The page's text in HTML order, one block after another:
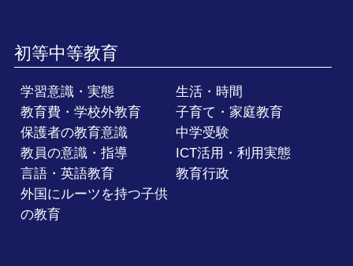
初等中等教育
学習意識・実態
生活・時間
教育費・学校外教育
子育て・家庭教育
保護者の教育意識
中学受験
教員の意識・指導
ICT活用・利用実態
言語・英語教育
教育行政
外国にルーツを持つ子供
の教育